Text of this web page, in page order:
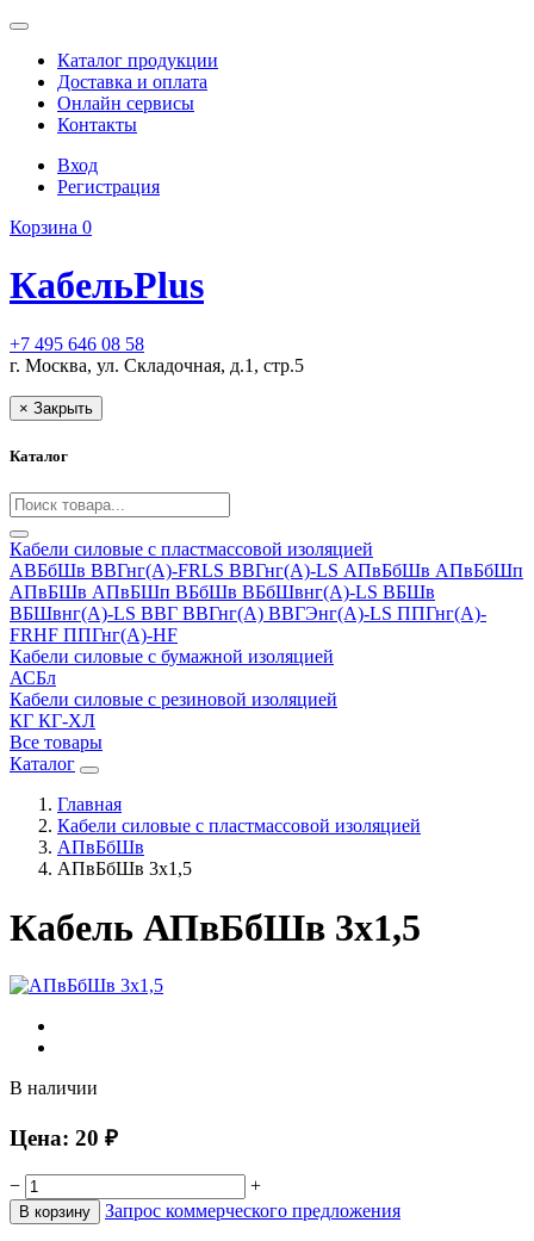
Каталог продукции
Доставка и оплата
Онлайн сервисы
Контакты
Вход
Регистрация
Корзина 0
КабельPlus
+7 495 646 08 58
г. Москва, ул. Складочная, д.1, стр.5
× Закрыть
Каталог
Кабели силовые с пластмассовой изоляцией
АВБбШв ВВГнг(A)-FRLS ВВГнг(A)-LS АПвБбШв АПвБбШп
АПвБШв АПвБШп ВБбШв ВБбШвнг(A)-LS ВБШв
ВБШвнг(A)-LS ВВГ ВВГнг(A) ВВГЭнг(A)-LS ППГнг(A)-
FRHF ППГнг(A)-HF
Кабели силовые с бумажной изоляцией
АСБл
Кабели силовые с резиновой изоляцией
КГ КГ-ХЛ
Все товары
Каталог
Главная
Кабели силовые с пластмассовой изоляцией
АПвБбШв
АПвБбШв 3x1,5
Кабель АПвБбШв 3x1,5
В наличии
Цена: 20 ₽
−
+
Запрос коммерческого предложения